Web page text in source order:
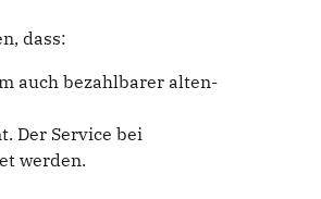
dass:
auch bezahlbarer alten-
Der Service bei
werden.